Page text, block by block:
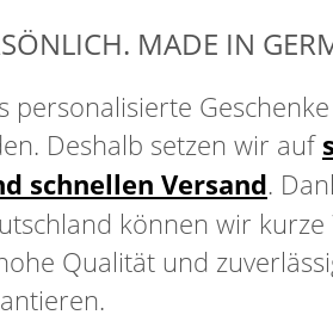
MADE IN
personalisierte
Deshalb setzen wir auf
schnellen Versand.
können wir kurze
Qualität und